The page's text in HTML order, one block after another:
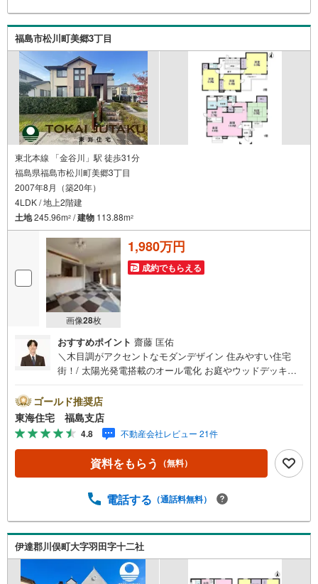
案いたします！【赤ちゃん・お子様大歓迎 】●キッズスペ
ースやベビーベッドを完備（オムツあります）●女性スタッ
フがお子様が飽きてしまわないようお手伝いいたします ●
ご家族おそろいでぜひご来店ください！
福島市松川町美郷3丁目
東北本線 「金谷川」駅 徒歩31分
福島県福島市松川町美郷3丁目
2007年8月（築20年）
4LDK / 地上2階建
土地245.96m2 /建物 113.88m2
画像28枚
1,980万円
成約でもらえる
おすすめポイント 齋藤 匡佑
＼木目調がアクセントなモダンデザイン 住みやすい住宅
街！/ 太陽光発電搭載のオール電化 お庭やウッドデッキ付
2年前）1階トイレ交換済み【東海住宅って？】●福島市に
事務所を開設し30年！豊富な物件情報でお客様をお迎えい
たします！【ローンの相談無料！】●「住宅ローン通るか
な？」様々なお悩みございませんか？●お客様をサポートし
ながら代行で無料審査いたします！●秘密厳守、無理な営業
も致しません。＼ライフプランシュミレーション無料受付
る？」「月々の支払いを見直したい！」●審査・購入前に安
【赤ちゃん・お子様大歓迎 】●キッズスペースやベビーベ
ッドを完備（オムツあります）●女性スタッフがお子様が飽
きてしまわないようお手伝いいたします ●ご家族おそろい
でぜひご来店ください！
ゴールド推奨店
東海住宅 福島支店
4.8 不動産会社レビュー 21件
資料をもらう （無料）
電話する （通話料無料）
伊達郡川俣町大字羽田字十二社